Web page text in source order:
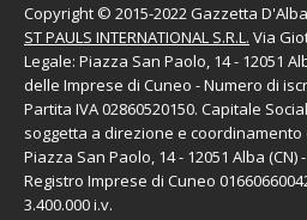
Copyright © 2015-2022 Gazzetta
ST PAULS INTERNATIONAL S.R.L. Via
Legale: Piazza San Paolo, 14 - 12051
delle Imprese di Cuneo - Numero di
Partita IVA 02860520150. Capitale
soggetta a direzione e coordinamento
Piazza San Paolo, 14 - 12051 Alba
Registro Imprese di Cuneo
3.400.000 i.v.